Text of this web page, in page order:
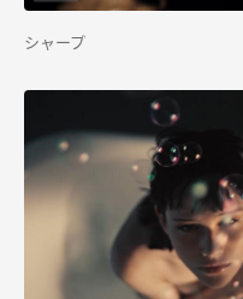
シャープ